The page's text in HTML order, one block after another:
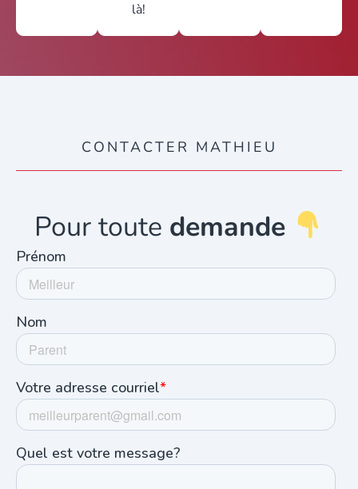
là!
CONTACTER MATHIEU
Pour toute demande